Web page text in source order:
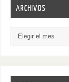
ARCHIVOS